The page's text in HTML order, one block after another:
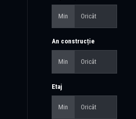
Min
An construcție
Min
Etaj
Min